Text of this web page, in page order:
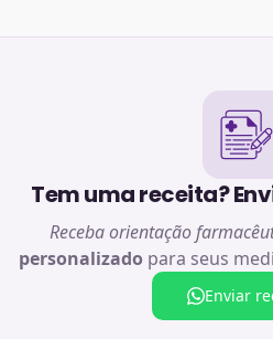
Tem uma receita?
Receba orientação
personalizado para seus
Enviar